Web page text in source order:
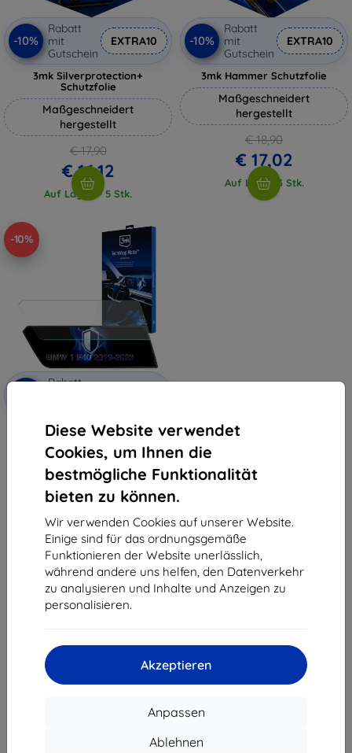
Diese Website verwendet
Cookies, um Ihnen die
bestmögliche Funktionalität
bieten zu können.
Wir verwenden Cookies auf unserer Website.
Einige sind für das ordnungsgemäße
Funktionieren der Website unerlässlich,
während andere uns helfen, den Datenverkehr
zu analysieren und Inhalte und Anzeigen zu
personalisieren.
Akzeptieren
Anpassen
Ablehnen
-10%
Rabatt
mit
Gutschein
EXTRA10
3mk Silverprotection+
Schutzfolie
Maßgeschneidert
hergestellt
€ 17,90
€ 16,12
Auf Lager > 5 Stk.
-10%
Rabatt
mit
Gutschein
EXTRA10
3mk Hammer Schutzfolie
Maßgeschneidert
hergestellt
€ 18,90
€ 17,02
Auf Lager 3 Stk.
-10%
Rabatt
3mk TechWrap Matte
Mittelanzeige Schutzfolie für
BMW 1 F40 2019-23
€ 35,90
€ 32,32
vom ganzen5.
«